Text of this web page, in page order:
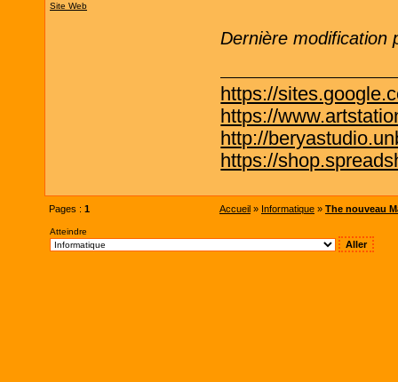
Site Web
Dernière modification
https://
https://
http://
https://
Pages : 1 Accueil » Informatique » The nouveau
Atteindre